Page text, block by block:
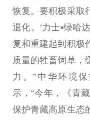
恢复。要积极采取
退化。‘力士•绿哈
复和重建起到积极
质量的牲畜饲草，
力。”中华环境保
示，“今年，《青
保护青藏高原生态